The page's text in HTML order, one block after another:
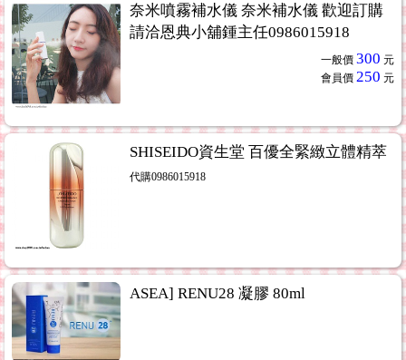
奈米噴霧補水儀 奈米補水儀 歡迎訂購
請洽恩典小舖鍾主任0986015918
一般價 300 元
會員價 250 元
SHISEIDO資生堂 百優全緊緻立體精萃
代購0986015918
ASEA] RENU28 凝膠 80ml